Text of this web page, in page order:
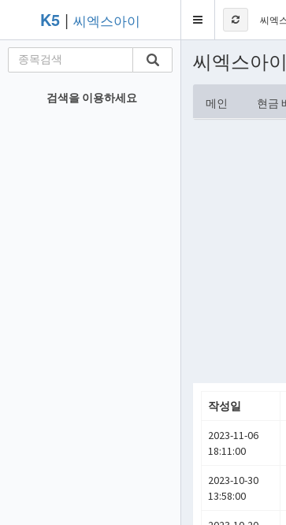
K5 | 씨엑스아이
Toggle
navigation
씨엑
검색을 이용하세요
씨엑스아
메인 현금
작성일
2023-11-06
18:11:00
2023-10-30
13:58:00